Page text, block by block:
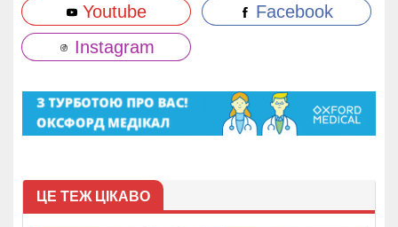
Youtube
Facebook
Instagram
ЦЕ ТЕЖ ЦІКАВО